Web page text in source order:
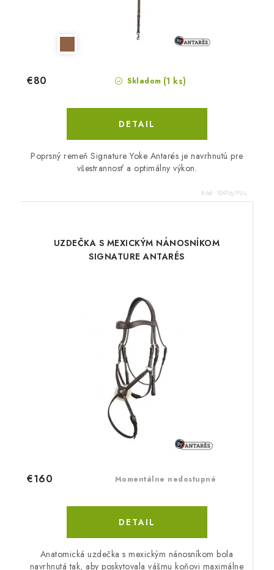
Skladom (1 ks)
€80
DETAIL
Poprsný remeň Signature Yoke Antarés je navrhnutú pre
všestrannosť a optimálny výkon.
Kód: 10916/FUL
UZDEČKA S MEXICKÝM NÁNOSNÍKOM
SIGNATURE ANTARÉS
Momentálne nedostupné
€160
DETAIL
Anatomická uzdečka s mexickým nánosníkom bola
navrhnutá tak, aby poskytovala vášmu koňovi maximálne